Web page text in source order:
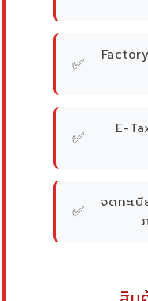
✅
✅
E-
✅
จดทะเ